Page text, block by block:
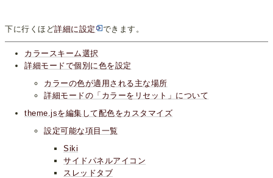
下に行くほど詳細に設定 できます。
カラースキーム選択
詳細モードで個別に色を設定
カラーの色が適用される主な場所
詳細モードの「カラーをリセット」について
theme.jsを編集して配色をカスタマイズ
設定可能な項目一覧
Siki
サイドパネルアイコン
スレッドタブ